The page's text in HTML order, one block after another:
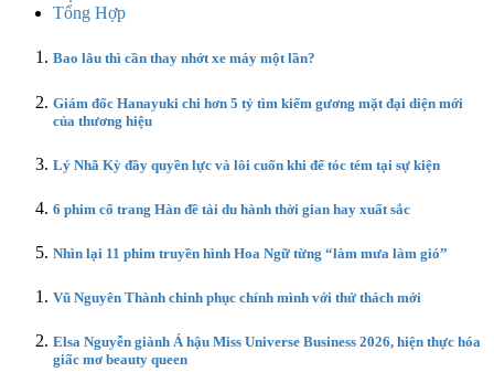
Tổng Hợp
Bao lâu thì cần thay nhớt xe máy một lần?
Giám đốc Hanayuki chi hơn 5 tỷ tìm kiếm gương mặt đại diện mới
của thương hiệu
Lý Nhã Kỳ đầy quyền lực và lôi cuốn khi để tóc tém tại sự kiện
6 phim cổ trang Hàn đề tài du hành thời gian hay xuất sắc
Nhìn lại 11 phim truyền hình Hoa Ngữ từng “làm mưa làm gió”
Vũ Nguyên Thành chinh phục chính mình với thử thách mới
Elsa Nguyễn giành Á hậu Miss Universe Business 2026, hiện thực hóa
giấc mơ beauty queen